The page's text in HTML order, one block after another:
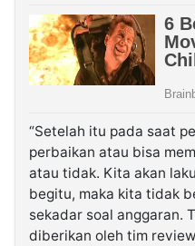
“Setelah itu pada saat
perbaikan atau bisa
atau tidak. Kita akan
begitu, maka kita tidak
sekadar soal anggaran.
diberikan oleh tim